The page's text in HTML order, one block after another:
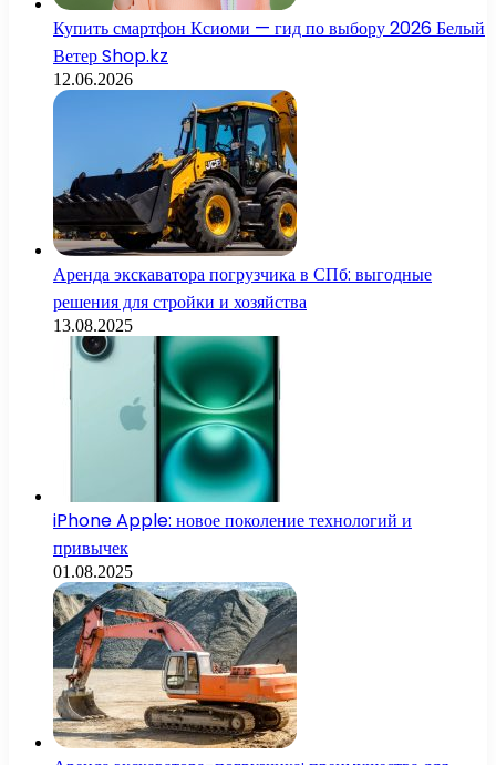
Купить смартфон Ксиоми — гид по выбору 2026 Белый
Ветер Shop.kz
12.06.2026
Аренда экскаватора погрузчика в СПб: выгодные
решения для стройки и хозяйства
13.08.2025
iPhone Apple: новое поколение технологий и
привычек
01.08.2025